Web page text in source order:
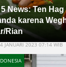
News: Ten
karena
Rian
JANUARI 2023 07:14 WIB